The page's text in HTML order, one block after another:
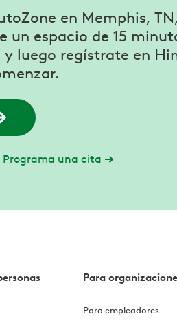
en Memphis,
un espacio de 15
luego regístrate en
Programa una cita
Para
Para empleadores